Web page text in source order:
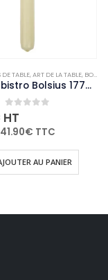
,NON-PALETTISABLE
DE TABLE,ART DE LA TABLE, BOUGIES ET PHOTOPHORES
Bougies bistro Bolsius 177mm ivoire (Lot de 45)
0out of 5
HT
41.90€ TTC
AU PANIER